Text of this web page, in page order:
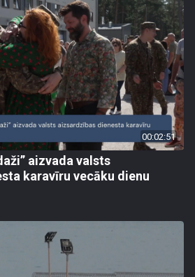
00:02:51
aizvada valsts
karavīru vecāku dienu